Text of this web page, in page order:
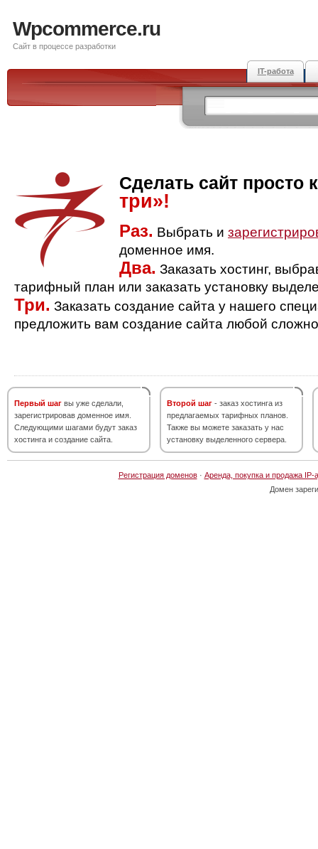
Wpcommerce.ru
Сайт в процессе разработки
IT-работа
Сделать сайт просто
три»!
Раз. Выбрать и
доменное имя.
Два. Заказать хостинг,
тарифный план или заказать установку
Три. Заказать создание сайта у нашего
предложить вам создание сайта любой
Первый шаг вы уже сделали,
зарегистрировав доменное имя.
Следующими шагами будут заказ
хостинга и создание сайта.
Второй шаг - заказ хостинга из
предлагаемых тарифных планов.
Также вы можете заказать у нас
установку выделенного сервера.
Регистрация доменов· Аренда, покупка и продажа IP-
Домен